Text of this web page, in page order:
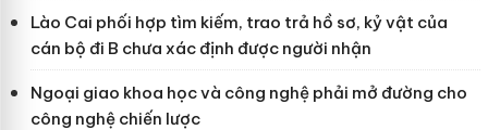
Lào Cai phối hợp tìm kiếm, trao trả hồ sơ, kỷ vật của
cán bộ đi B chưa xác định được người nhận
Ngoại giao khoa học và công nghệ phải mở đường cho
công nghệ chiến lược